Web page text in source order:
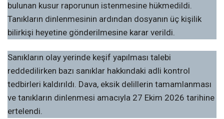
bulunan kusur raporunun istenmesine hükmedildi.
Tanıkların dinlenmesinin ardından dosyanın üç kişilik
bilirkişi heyetine gönderilmesine karar verildi.
Sanıkların olay yerinde keşif yapılması talebi
reddedilirken bazı sanıklar hakkındaki adli kontrol
tedbirleri kaldırıldı. Dava, eksik delillerin tamamlanması
ve tanıkların dinlenmesi amacıyla 27 Ekim 2026 tarihine
ertelendi.